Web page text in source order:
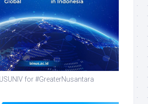
for #GreaterNusantara